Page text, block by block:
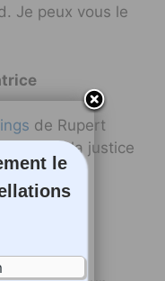
Je peux vous le
de Rupert
sur la justice
le